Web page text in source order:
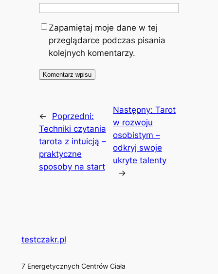
Zapamiętaj moje dane w tej
przeglądarce podczas pisania
kolejnych komentarzy.
←
Poprzedni:
Techniki czytania
tarota z intuicją –
praktyczne
sposoby na start
Następny:Tarot
w rozwoju
osobistym –
odkryj swoje
ukryte talenty
→
testczakr.pl
7 Energetycznych Centrów Ciała